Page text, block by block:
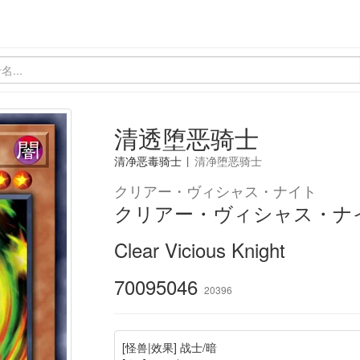
清透堕恶骑士
清净恶毒骑士 | 清净堕恶骑士
クリアー・ヴィシャス・ナイト
クリアー・ヴィシャス・ナ
Clear Vicious Knight
70095046 20396
[怪兽|效果] 战士/暗